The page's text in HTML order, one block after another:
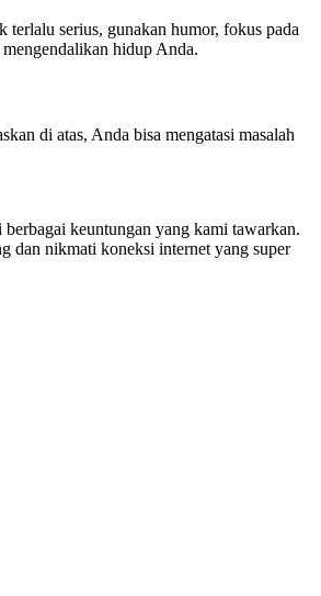
terlalu serius, gunakan humor, fokus pada
hidup Anda.
di atas, Anda bisa mengatasi masalah
keuntungan yang kami tawarkan.
dan nikmati koneksi internet yang super